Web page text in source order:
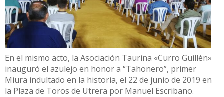
En el mismo acto, la Asociación Taurina «Curro Guillén»
inauguró el azulejo en honor a “Tahonero”, primer
Miura indultado en la historia, el 22 de junio de 2019 en
la Plaza de Toros de Utrera por Manuel Escribano.